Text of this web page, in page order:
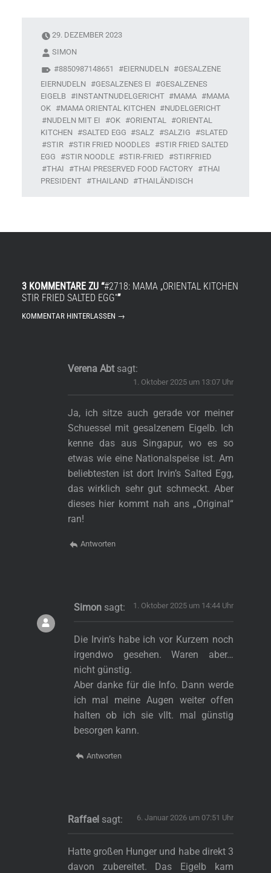
29. DEZEMBER 2023
SIMON
8850987148651
EIERNUDELN
GESALZENE
EIERNUDELN
GESALZENES EI
GESALZENES
EIGELB
INSTANTNUDELGERICHT MAMA
MAMA
OK
MAMA ORIENTAL KITCHEN
NUDELGERICHT
NUDELN MIT EI
OK ORIENTAL
ORIENTAL
KITCHEN
SALTED EGG SALZ SALZIG
SLATED
STIR
STIR FRIED NOODLES
STIR FRIED SALTED
EGG
STIR NOODLE STIR-FRIED
STIRFRIED
THAI
THAI PRESERVED FOOD FACTORY
THAI
PRESIDENT
THAILAND THAILÄNDISCH
3 KOMMENTARE ZU “#2718: MAMA „ORIENTAL KITCHEN
STIR FRIED SALTED EGG“”
KOMMENTAR HINTERLASSEN →
Verena Abt sagt:
1. Oktober 2025 um 13:07 Uhr
Ja, ich sitze auch gerade vor meiner
Schuessel mit gesalzenem Eigelb. Ich
kenne das aus Singapur, wo es so
etwas wie eine Nationalspeise ist. Am
beliebtesten ist dort Irvin’s Salted Egg,
das wirklich sehr gut schmeckt. Aber
dieses hier kommt nah ans „Original“
ran!
Antworten
Simon sagt: 1. Oktober 2025 um 14:44 Uhr
Die Irvin’s habe ich vor Kurzem noch
irgendwo gesehen. Waren aber…
nicht günstig.
Aber danke für die Info. Dann werde
ich mal meine Augen weiter offen
halten ob ich sie vllt. mal günstig
besorgen kann.
Antworten
Raffael sagt: 6. Januar 2026 um 07:51 Uhr
Hatte großen Hunger und habe direkt 3
davon zubereitet. Das Eigelb kam